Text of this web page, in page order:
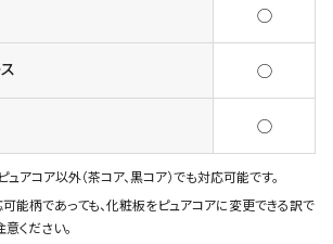
◯
◯
◯
ュアコア以外（茶コア、黒コア）でも対応可能です。
能柄であっても、化粧板をピュアコアに変更できる訳で
ください。